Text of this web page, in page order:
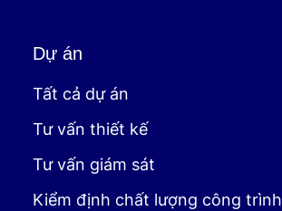
Dự án
Tất cả dự án
Tư vấn thiết kế
Tư vấn giám sát
Kiểm định chất lượng công trình